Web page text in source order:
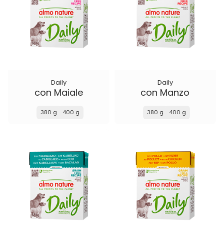
Daily
con Maiale
380 g 400 g
Daily
con Manzo
380 g 400 g